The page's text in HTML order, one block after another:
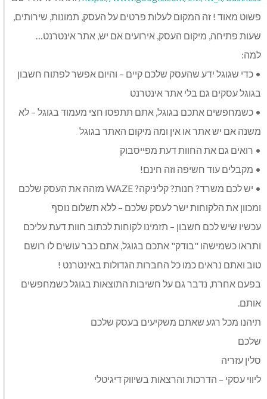
פשוט מאוד ! זה המקום לעלות פרטים על העסק, תמונות, שירותים,
שעות פתיחה, מיקום העסק, אירועים אם יש, אתר אינטרנט…
למה:
• כדי שגוגל ידע שהעסק שלכם קיים – והיום אפשר לפתוח חשבון
בגוגל עסקים גם בלי אתר אינטרנט
• כשמחפשים אתכם בגוגל, אתם תתפסו חצי מעמוד בגוגל – לא
משנה אם יש אתר או אין ומה מיקום האתר בגוגל
• רואים גם את החוות דעת מפייסבוק
• מקבלים עוד חשיפה וזה חינם!
• יש לכם משרד? חנות? קליניקה? WAZE מזהה את העסק שלכם
ומכוון את הלקוחות ישר לעסק שלכם – ללא תשלום נוסף
עכשיו שיש לכם חשבון – תזמינו לקוחות לכתוב חוות דעת עליכם
ותראו כשמישהו "בודק" אתכם בגוגל, אתם כבר עושים לו רושם
טוב ואתם נראים כמו כל החברות הגדולות באינטרנט !
בפעם אחרת, נדבר גם על חשיבות התוצאות בגוגל כשמחפשים
אותם.
תיהנו מכל רגע שאתם משקיעים בעסק שלכם
שלכם
סלין עזריה
ליווי עסקי – הדרכות והרצאות בשיווק דיגיטלי